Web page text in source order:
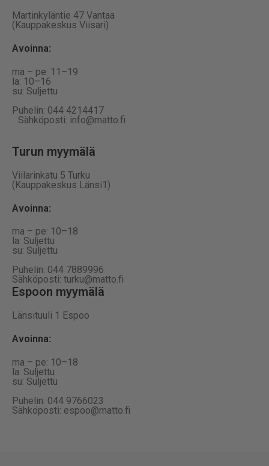
Martinkyläntie 47 Vantaa
(Kauppakeskus Viisari)
Avoinna:
ma – pe: 11–19
la: 10–16
su: Suljettu
Puhelin: 044 4214417
Sähköposti: info@matto.fi
Turun myymälä
Viilarinkatu 5 Turku
(Kauppakeskus Länsi1)
Avoinna:
ma – pe: 10–18
la: Suljettu
su: Suljettu
Puhelin: 044 7889996
Sähköposti: turku@matto.fi
Espoon myymälä
Länsituuli 1 Espoo
Avoinna:
ma – pe: 10–18
la: Suljettu
su: Suljettu
Puhelin: 044 9766023
Sähköposti: espoo@matto.fi